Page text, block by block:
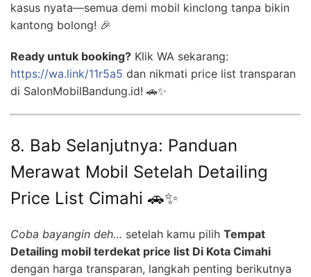
kasus nyata—semua demi mobil kinclong tanpa bikin
kantong bolong! 🎉
Ready untuk booking? Klik WA sekarang:
https://wa.link/11r5a5 dan nikmati price list transparan
di SalonMobilBandung.id! 🚗✨
8. Bab Selanjutnya: Panduan
Merawat Mobil Setelah Detailing
Price List Cimahi 🚗✨
Coba bayangin deh… setelah kamu pilih Tempat
Detailing mobil terdekat price list Di Kota Cimahi
dengan harga transparan, langkah penting berikutnya